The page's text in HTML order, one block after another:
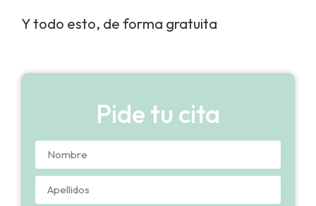
Y todo esto, de forma gratuita
Pide tu cita